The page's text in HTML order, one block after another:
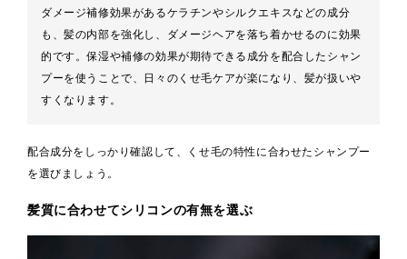
ダメージ補修効果があるケラチンやシルクエキスなどの成分
も、髪の内部を強化し、ダメージヘアを落ち着かせるのに効果
的です。保湿や補修の効果が期待できる成分を配合したシャン
プーを使うことで、日々のくせ毛ケアが楽になり、髪が扱いや
すくなります。
配合成分をしっかり確認して、くせ毛の特性に合わせたシャンプー
を選びましょう。
髪質に合わせてシリコンの有無を選ぶ